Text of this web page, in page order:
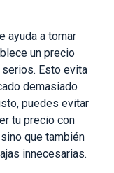
ayuda a tomar
un precio
Esto evita
demasiado
puedes evitar
tu precio con
que también
innecesarias.